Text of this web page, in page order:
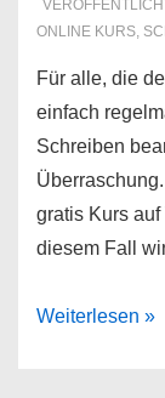
ONLINE KURS
Für alle, die
einfach
Schreiben
gratis Kurs
diesem Fall
Gratis
Weiterlesen »